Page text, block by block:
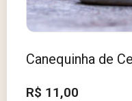
Canequinha de
R$ 11,00